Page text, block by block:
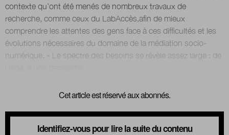
contexte qu’ont été menés de nombreux travaux de
recherche, comme ceux du LabAccès,afin de mieux
comprendre les attentes des gens face à ces difficultés et les
évolutions nécessaires du domaine de la médiation socio-
numérique. « Le spectre des besoins se révèle assez large : de
Cet article est réservé aux abonnés.
Identifiez-vous pour lire la suite du contenu